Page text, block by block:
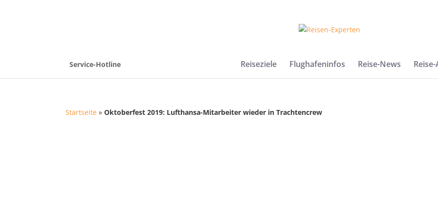
Service-Hotline Reiseziele Flughafeninfos Reise-News
Startseite »Oktoberfest 2019: Lufthansa-Mitarbeiter wieder in Trachtencrew